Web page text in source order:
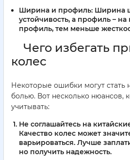
Ширина и профиль: Ширина
устойчивость, а профиль –
профиль, тем меньше
Чего избегать
колес
Некоторые ошибки могут стать
болью. Вот несколько нюансов,
учитывать:
Не соглашайтесь на
Качество колес может
варьироваться. Лучше
но получить надежность.